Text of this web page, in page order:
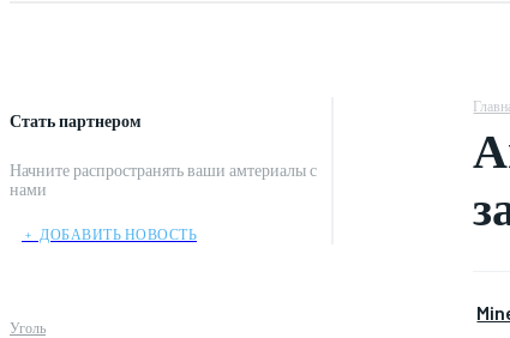
Стать партнером
Начните распространять ваши амтериалы с
нами
﹢ ДОБАВИТЬ НОВОСТЬ
Уголь